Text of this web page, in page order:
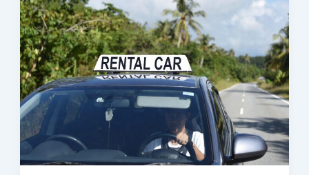
χωρίς
να
διαβάσετε
πρώτα
αυτό!